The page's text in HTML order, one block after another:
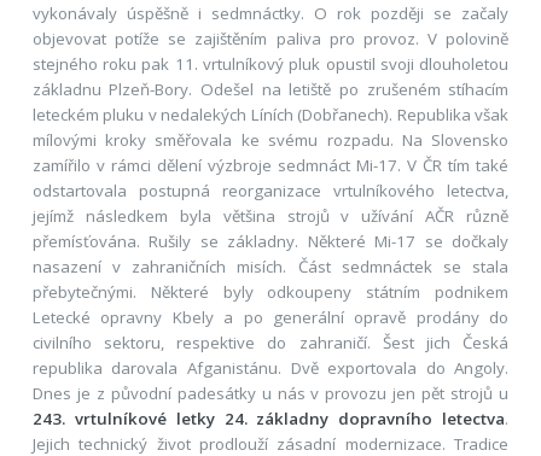
vykonávaly úspěšně i sedmnáctky. O rok později se začaly
objevovat potíže se zajištěním paliva pro provoz. V polovině
stejného roku pak 11. vrtulníkový pluk opustil svoji dlouholetou
základnu Plzeň-Bory. Odešel na letiště po zrušeném stíhacím
leteckém pluku v nedalekých Líních (Dobřanech). Republika však
mílovými kroky směřovala ke svému rozpadu. Na Slovensko
zamířilo v rámci dělení výzbroje sedmnáct Mi-17. V ČR tím také
odstartovala postupná reorganizace vrtulníkového letectva,
jejímž následkem byla většina strojů v užívání AČR různě
přemísťována. Rušily se základny. Některé Mi-17 se dočkaly
nasazení v zahraničních misích. Část sedmnáctek se stala
přebytečnými. Některé byly odkoupeny státním podnikem
Letecké opravny Kbely a po generální opravě prodány do
civilního sektoru, respektive do zahraničí. Šest jich Česká
republika darovala Afganistánu. Dvě exportovala do Angoly.
Dnes je z původní padesátky u nás v provozu jen pět strojů u
243. vrtulníkové letky 24. základny dopravního letectva.
Jejich technický život prodlouží zásadní modernizace. Tradice